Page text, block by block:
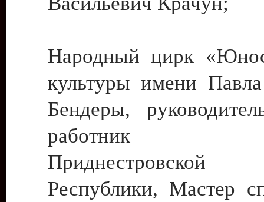
Народный цирк
культуры имени
Бендеры,
работник
Приднестровской
Республики, Мастер